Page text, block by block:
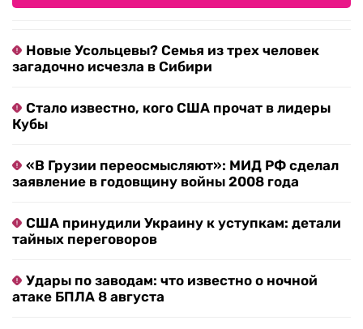
Новые Усольцевы? Семья из трех человек
загадочно исчезла в Сибири
Стало известно, кого США прочат в лидеры
Кубы
«В Грузии переосмысляют»: МИД РФ сделал
заявление в годовщину войны 2008 года
США принудили Украину к уступкам: детали
тайных переговоров
Удары по заводам: что известно о ночной
атаке БПЛА 8 августа